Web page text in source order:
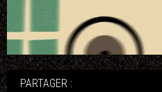
PARTAGER :